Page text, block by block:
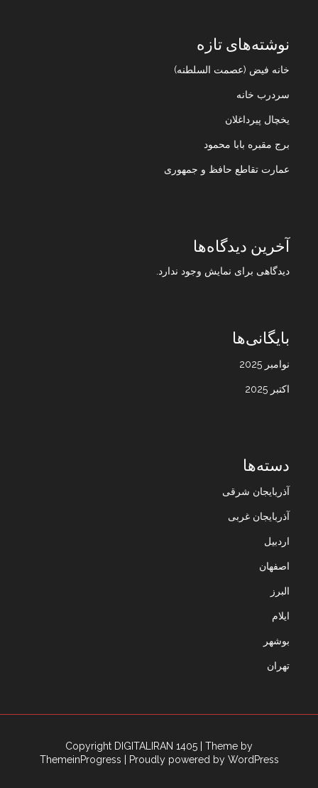
نوشته‌های تازه
خانه فیض (عصمت السلطنه)
سردرب خانه
یخچال پیرداغلان
برج مقبره بابا محمود
عمارت تقاطع حافظ و جمهوری
آخرین دیدگاه‌ها
دیدگاهی برای نمایش وجود ندارد.
بایگانی‌ها
نوامبر 2025
اکتبر 2025
دسته‌ها
آذربایجان شرقی
آذربایجان غربی
اردبیل
اصفهان
البرز
ایلام
بوشهر
تهران
Copyright DIGITALIRAN 1405
| Theme by
ThemeinProgress
| Proudly powered by WordPress